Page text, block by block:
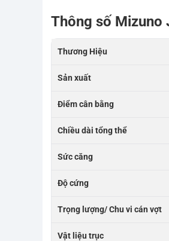
Thông số Mizuno
Thương Hiệu
Sản xuất
Điểm cân bằng
Chiều dài tổng thể
Sức căng
Độ cứng
Trọng lượng/ Chu vi cán vợt
Vật liệu trục